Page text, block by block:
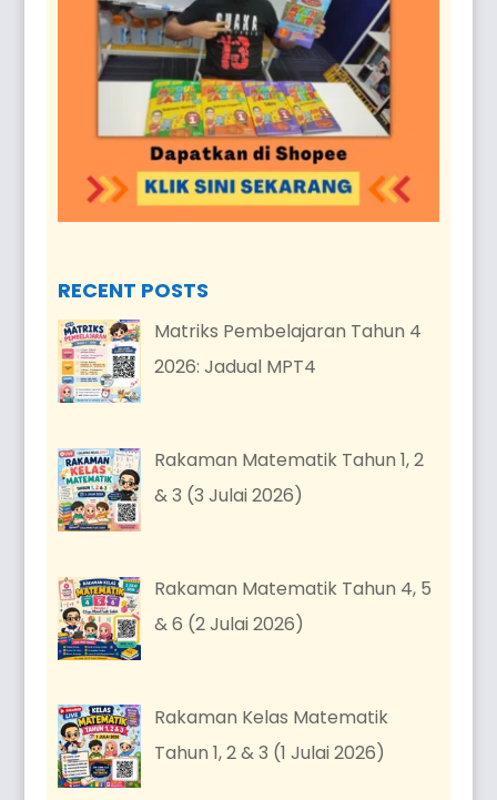
RECENT POSTS
Matriks Pembelajaran Tahun 4
2026: Jadual MPT4
Rakaman Matematik Tahun 1, 2
& 3 (3 Julai 2026)
Rakaman Matematik Tahun 4, 5
& 6 (2 Julai 2026)
Rakaman Kelas Matematik
Tahun 1, 2 & 3 (1 Julai 2026)